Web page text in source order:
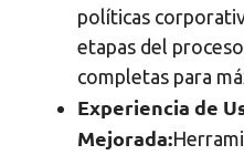
políticas
etapas del
completas para
Experiencia de
Mejorada: